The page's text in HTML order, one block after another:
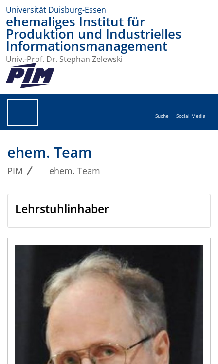
Universität Duisburg-Essen
ehemaliges Institut für
Produktion und Industrielles
Informationsmanagement
Univ.-Prof. Dr. Stephan Zelewski
Suche Social Media
ehem. Team
PIM ehem. Team
Lehrstuhlinhaber